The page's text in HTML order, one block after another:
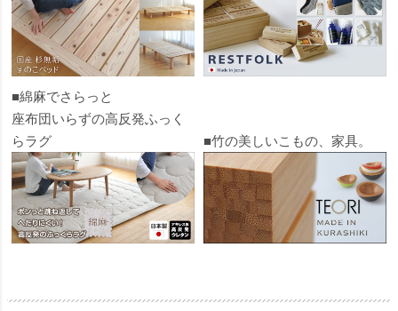
■綿麻でさらっと
座布団いらずの高反発ふっく
らラグ
■竹の美しいこもの、家具。